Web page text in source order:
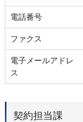
電話番号
ファクス
電子メールアドレ
ス
契約担当課